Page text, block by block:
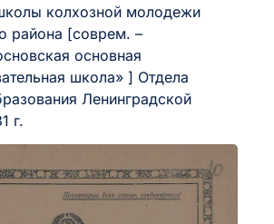
колхозной молодежи
района [соврем. –
основная
школа» ] Отдела
Ленинградской
г.
Межбуквенный
интервал
Среднее
Межстрочный
интервал